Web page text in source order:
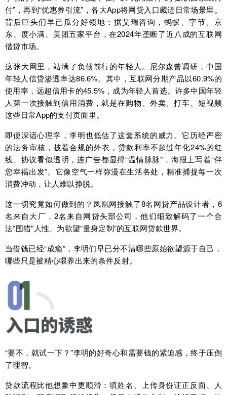
付”，再到“优惠券引流”，各大App将网贷入口藏进日常场景里。
背后巨头们早已瓜分好领地：据艾瑞咨询，蚂蚁、字节、京
东、度小满、美团五家平台，在2024年垄断了近八成的互联网
借贷市场。
这张大网里，站满了负债前行的年轻人。尼尔森曾调研，中国
年轻人信贷渗透率达86.6%。其中，互联网分期产品以60.9%的
使用率，远超信用卡的45.5%，成为年轻人首选。许多中国年轻
人第一次接触到信用消费，就是在购物、外卖、打车、短视频
这些日常App的支付页面里。
即便深谙心理学，李明也低估了这套系统的威力。它历经严密
的法务审核，披着合规的外衣，贷款利率不超过年化24%的红
线、协议看似透明，连广告都显得“温情脉脉”，海报上写着“伴
您幸福出发”。它像空气一样弥漫在生活各处，精准捕捉每一次
消费冲动，让人难以挣脱。
这一切究竟如何做到的？凤凰网接触了8名网贷产品设计者，6
名来自大厂，2名来自网贷头部公司，他们细致解码了一个合
法“围猎”人性、为欲望“量身定制”的互联网贷款世界。
当借钱已经“成瘾”，李明们早已分不清哪些原始欲望源于自己，
哪些只是被精心喂养出来的条件反射。
“要不，就试一下？”李明的好奇心和需要钱的紧迫感，终于压倒
了理智。
贷款流程比他想象中更顺滑：填姓名、上传身份证正反面、人